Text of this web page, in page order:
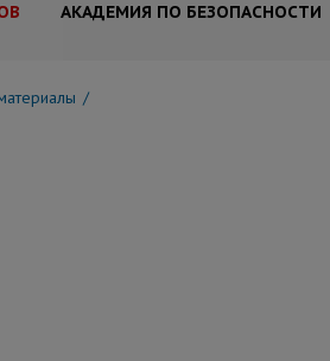
АКАДЕМИЯ ПО БЕЗОПАСНОСТИ